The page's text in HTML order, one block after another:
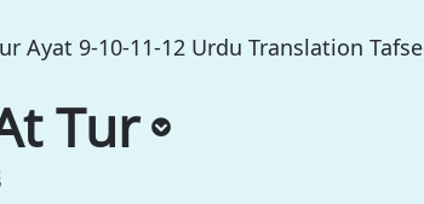
Ayat 9-10-11-12 Urdu Translation
Tur